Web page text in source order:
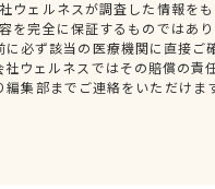
ウェルネスが調査した情報を
を完全に保証するものではあ
必ず該当の医療機関に直接ご
ウェルネスではその賠償の責
集部までご連絡をいただけま